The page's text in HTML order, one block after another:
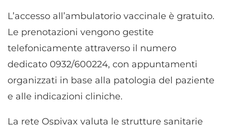
L’accesso all’ambulatorio vaccinale è gratuito.
Le prenotazioni vengono gestite
telefonicamente attraverso il numero
dedicato 0932/600224, con appuntamenti
organizzati in base alla patologia del paziente
e alle indicazioni cliniche.
La rete Ospivax valuta le strutture sanitarie